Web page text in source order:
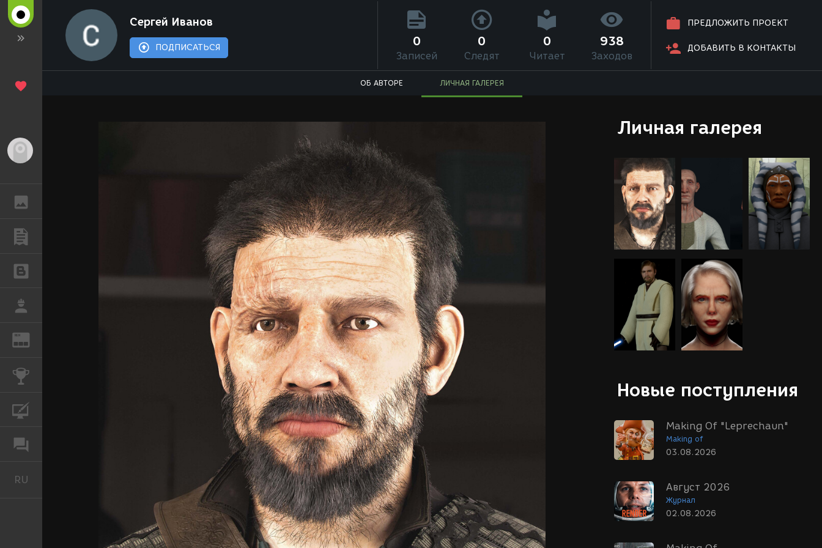
REN
RU
Сергей Иванов
ПОДПИСАТЬСЯ
ПРЕДЛОЖИТЬ ПРОЕКТ
ДОБАВИТЬ В КОНТАКТЫ
0
Записей
0
Следят
0
Читает
938
Заходов
ОБ АВТОРЕ ЛИЧНАЯ ГАЛЕРЕЯ
Личная галерея
Новые поступления
Making Of "Leprechaun"
Making of
03.08.2026
Август 2026
Журнал
02.08.2026